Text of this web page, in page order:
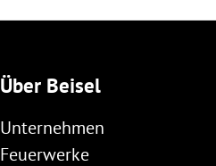
Über Beisel
Unternehmen
Feuerwerke